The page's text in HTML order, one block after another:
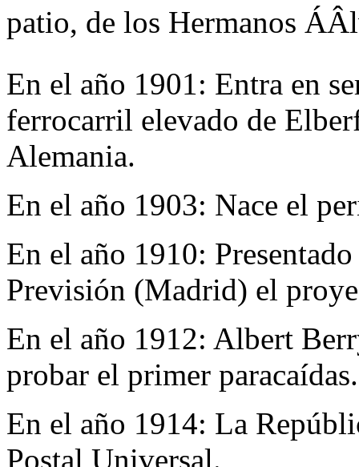
patio, de los Hermanos
En el año 1901: Entra en
ferrocarril elevado de
Alemania.
En el año 1903: Nace el
En el año 1910:
Previsión (Madrid) el
En el año 1912: Albert
probar el primer paracaídas.
En el año 1914: La
Postal Universal.